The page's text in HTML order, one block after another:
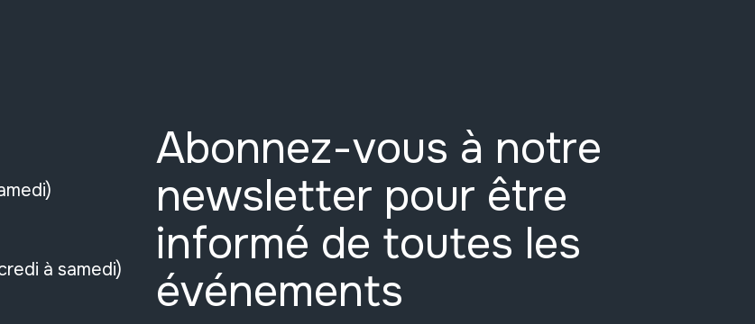
à samedi)
Abonnez-vous à notre
newsletter pour être
informé de toutes les
événements